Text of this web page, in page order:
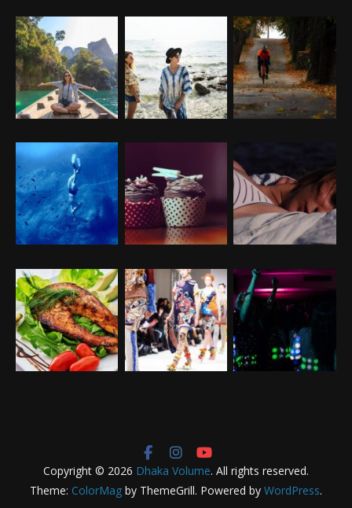
Copyright © 2026 Dhaka Volume. All rights reserved.
Theme: ColorMag by ThemeGrill. Powered by WordPress.